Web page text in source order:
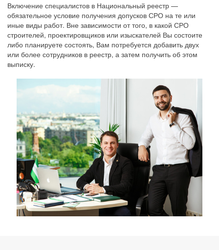
Включение специалистов в Национальный реестр —
обязательное условие получения допусков СРО на те или
иные виды работ. Вне зависимости от того, в какой СРО
строителей, проектировщиков или изыскателей Вы состоите
либо планируете состоять, Вам потребуется добавить двух
или более сотрудников в реестр, а затем получить об этом
выписку.